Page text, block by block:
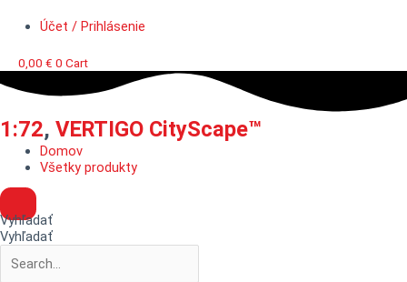
Účet / Prihlásenie
0,00 € 0 Cart
1:72, VERTIGO CityScape™
Domov
Všetky produkty
Vyhľadať
Vyhľadať